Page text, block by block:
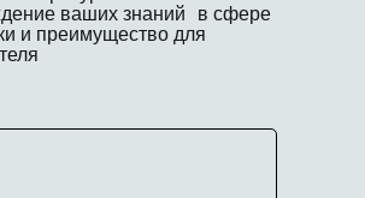
ваших знаний в сфере
и преимущество для